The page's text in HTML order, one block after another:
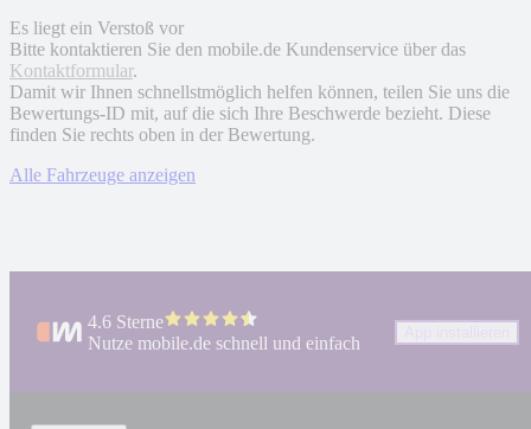
Es liegt ein Verstoß vor
Bitte kontaktieren Sie den mobile.de Kundenservice über das
Kontaktformular.
Damit wir Ihnen schnellstmöglich helfen können, teilen Sie uns die
Bewertungs-ID mit, auf die sich Ihre Beschwerde bezieht. Diese
finden Sie rechts oben in der Bewertung.
Alle Fahrzeuge anzeigen
4.6 Sterne
Nutze mobile.de schnell und einfach